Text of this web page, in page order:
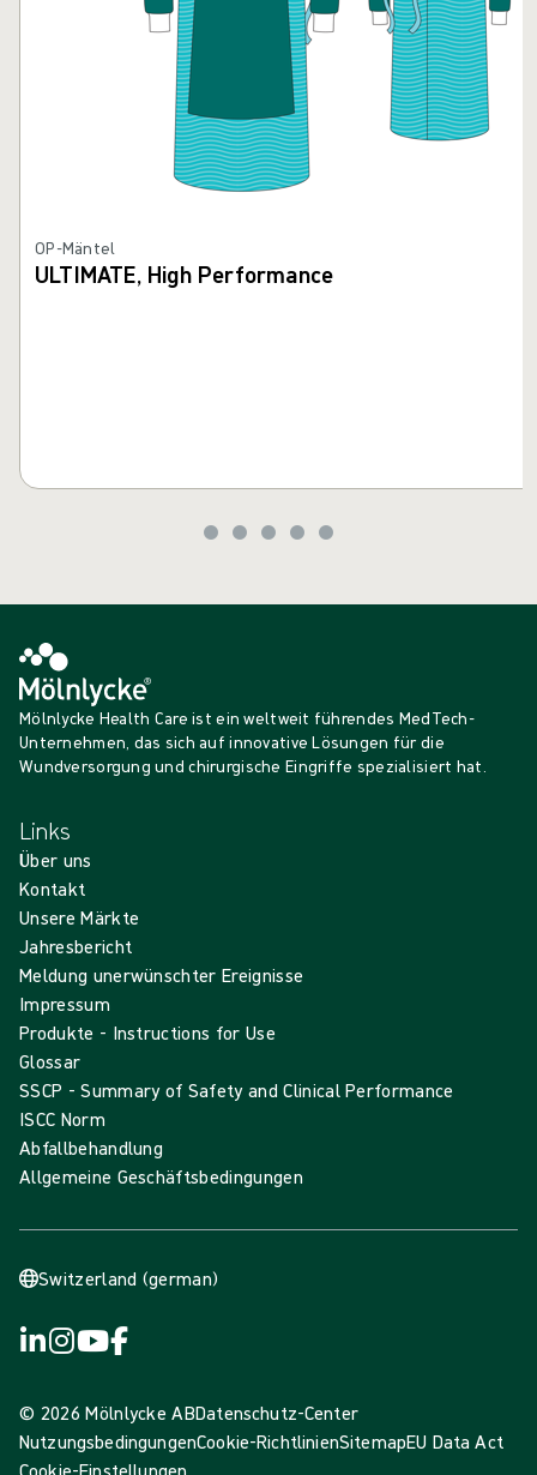
OP-Mäntel
ULTIMATE, High Performance
Mölnlycke Health Care ist ein weltweit führendes MedTech-
Unternehmen, das sich auf innovative Lösungen für die
Wundversorgung und chirurgische Eingriffe spezialisiert hat.
Links
Über uns
Kontakt
Unsere Märkte
Jahresbericht
Meldung unerwünschter Ereignisse
Impressum
Produkte - Instructions for Use
Glossar
SSCP - Summary of Safety and Clinical Performance
ISCC Norm
Abfallbehandlung
Allgemeine Geschäftsbedingungen
Switzerland (german)
© 2026 Mölnlycke ABDatenschutz-Center
NutzungsbedingungenCookie-RichtlinienSitemapEU Data Act